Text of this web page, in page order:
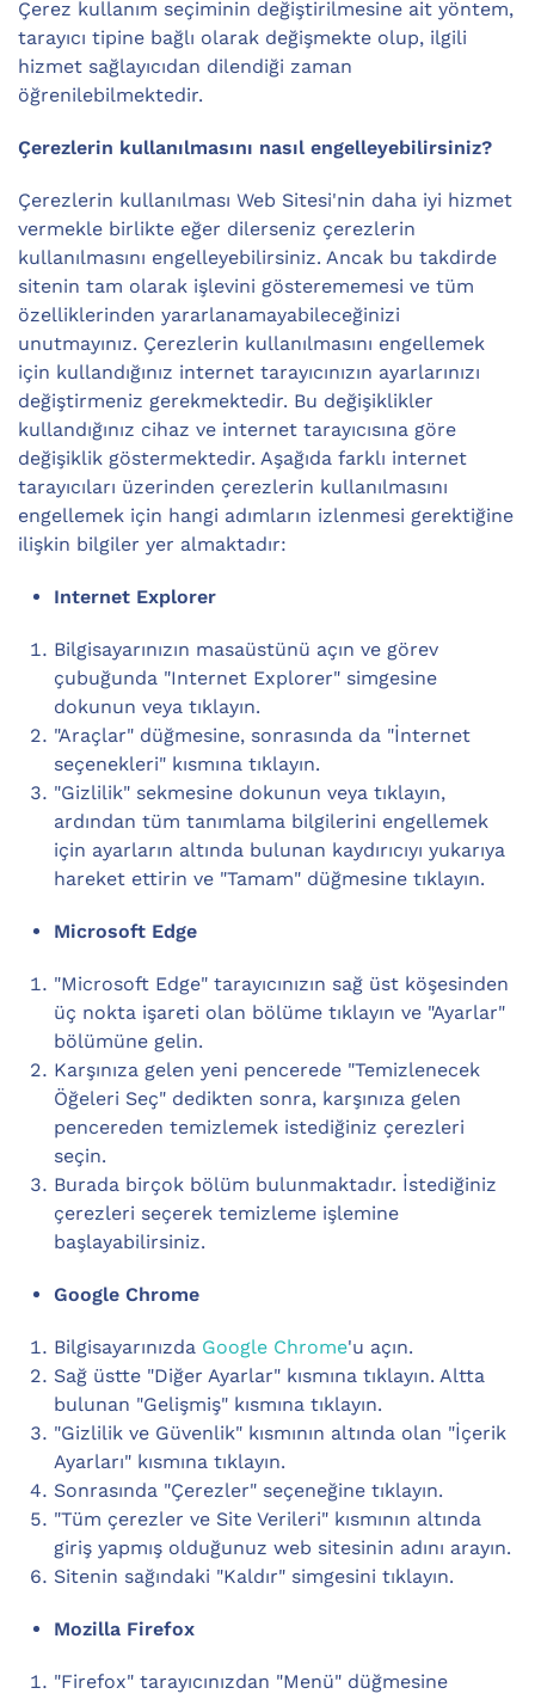
Çerez kullanım seçiminin değiştirilmesine ait yöntem,
tarayıcı tipine bağlı olarak değişmekte olup, ilgili
hizmet sağlayıcıdan dilendiği zaman
öğrenilebilmektedir.
Çerezlerin kullanılmasını nasıl engelleyebilirsiniz?
Çerezlerin kullanılması Web Sitesi'nin daha iyi hizmet
vermekle birlikte eğer dilerseniz çerezlerin
kullanılmasını engelleyebilirsiniz. Ancak bu takdirde
sitenin tam olarak işlevini gösterememesi ve tüm
özelliklerinden yararlanamayabileceğinizi
unutmayınız. Çerezlerin kullanılmasını engellemek
için kullandığınız internet tarayıcınızın ayarlarınızı
değiştirmeniz gerekmektedir. Bu değişiklikler
kullandığınız cihaz ve internet tarayıcısına göre
değişiklik göstermektedir. Aşağıda farklı internet
tarayıcıları üzerinden çerezlerin kullanılmasını
engellemek için hangi adımların izlenmesi gerektiğine
ilişkin bilgiler yer almaktadır:
Internet Explorer
Bilgisayarınızın masaüstünü açın ve görev
çubuğunda "Internet Explorer" simgesine
dokunun veya tıklayın.
"Araçlar" düğmesine, sonrasında da "İnternet
seçenekleri" kısmına tıklayın.
"Gizlilik" sekmesine dokunun veya tıklayın,
ardından tüm tanımlama bilgilerini engellemek
için ayarların altında bulunan kaydırıcıyı yukarıya
hareket ettirin ve "Tamam" düğmesine tıklayın.
Microsoft Edge
"Microsoft Edge" tarayıcınızın sağ üst köşesinden
üç nokta işareti olan bölüme tıklayın ve "Ayarlar"
bölümüne gelin.
Karşınıza gelen yeni pencerede "Temizlenecek
Öğeleri Seç" dedikten sonra, karşınıza gelen
pencereden temizlemek istediğiniz çerezleri
seçin.
Burada birçok bölüm bulunmaktadır. İstediğiniz
çerezleri seçerek temizleme işlemine
başlayabilirsiniz.
Google Chrome
Bilgisayarınızda Google Chrome'u açın.
Sağ üstte "Diğer Ayarlar" kısmına tıklayın. Altta
bulunan "Gelişmiş" kısmına tıklayın.
"Gizlilik ve Güvenlik" kısmının altında olan "İçerik
Ayarları" kısmına tıklayın.
Sonrasında "Çerezler" seçeneğine tıklayın.
"Tüm çerezler ve Site Verileri" kısmının altında
giriş yapmış olduğunuz web sitesinin adını arayın.
Sitenin sağındaki "Kaldır" simgesini tıklayın.
Mozilla Firefox
"Firefox" tarayıcınızdan "Menü" düğmesine